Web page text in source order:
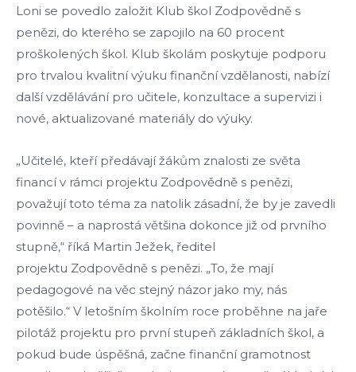
Loni se povedlo založit Klub škol Zodpovědně s
penězi, do kterého se zapojilo na 60 procent
proškolených škol. Klub školám poskytuje podporu
pro trvalou kvalitní výuku finanční vzdělanosti, nabízí
další vzdělávání pro učitele, konzultace a supervizi i
nové, aktualizované materiály do výuky.
„Učitelé, kteří předávají žákům znalosti ze světa
financí v rámci projektu Zodpovědně s penězi,
považují toto téma za natolik zásadní, že by je zavedli
povinně – a naprostá většina dokonce již od prvního
stupně,“ říká Martin Ježek, ředitel
projektu Zodpovědně s penězi. „To, že mají
pedagogové na věc stejný názor jako my, nás
potěšilo.“ V letošním školním roce proběhne na jaře
pilotáž projektu pro první stupeň základních škol, a
pokud bude úspěšná, začne finanční gramotnost